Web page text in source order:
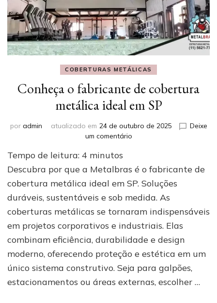
COBERTURAS METÁLICAS
Conheça o fabricante de cobertura
metálica ideal em SP
por admin atualizado em 24 de outubro de 2025
Deixe
um comentárioem
fabricante
cobertura
metálica
em
SP
Tempo de leitura: 4 minutos
Descubra por que a Metalbras é o fabricante de
cobertura metálica ideal em SP. Soluções
duráveis, sustentáveis e sob medida. As
coberturas metálicas se tornaram indispensáveis
em projetos corporativos e industriais. Elas
combinam eficiência, durabilidade e design
moderno, oferecendo proteção e estética em um
único sistema construtivo. Seja para galpões,
estacionamentos ou áreas externas, escolher …